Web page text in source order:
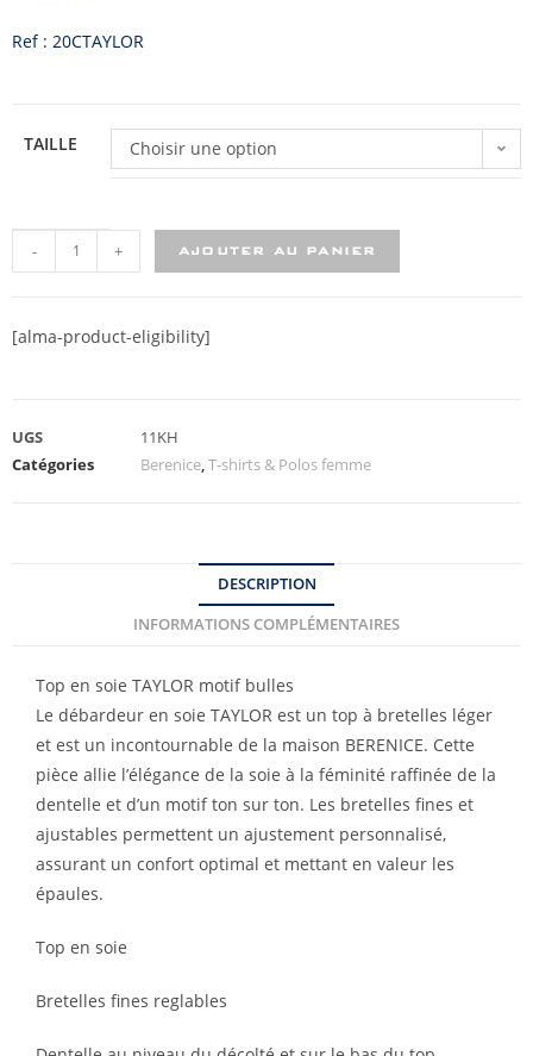
Ref : 20CTAYLOR
TAILLE Choisir une option
- + AJOUTER AU PANIER
[alma-product-eligibility]
UGS
11KH
Catégories
Berenice,T-shirts & Polos femme
DESCRIPTION
INFORMATIONS COMPLÉMENTAIRES
Top en soie TAYLOR motif bulles
Le débardeur en soie TAYLOR est un top à bretelles léger
et est un incontournable de la maison BERENICE. Cette
pièce allie l’élégance de la soie à la féminité raffinée de la
dentelle et d’un motif ton sur ton. Les bretelles fines et
ajustables permettent un ajustement personnalisé,
assurant un confort optimal et mettant en valeur les
épaules.
Top en soie
Bretelles fines reglables